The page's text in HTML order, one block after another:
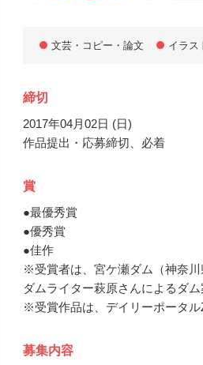
文芸・コピー・論文 イラス
締切
2017年04月02日 (日)
作品提出・応募締切、必着
賞
●最優秀賞
●優秀賞
●佳作
※受賞者は、宮ケ瀬ダム（神奈
ダムライター萩原さんによるダ
※受賞作品は、デイリーポータ
募集内容